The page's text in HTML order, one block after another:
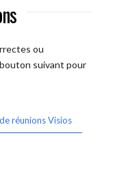
ou
suivant pour
réunions Visios